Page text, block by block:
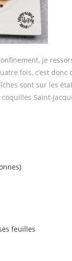
je
fois, c’est donc
sont sur les
Saint-
feuilles